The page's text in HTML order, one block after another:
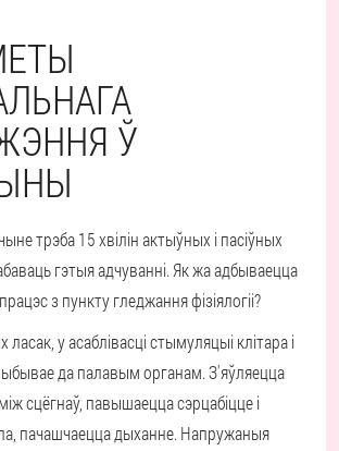
Ў
трэба 15 хвілін актыўных і пасіўных
гэтыя адчуванні. Як жа адбываецца
з пункту гледжання фізіялогіі?
у асаблівасці стымуляцыі клітара і
да палавым органам. З'яўляецца
сцёгнаў, павышаецца сэрцабіцце і
пачашчаецца дыханне. Напружаныя